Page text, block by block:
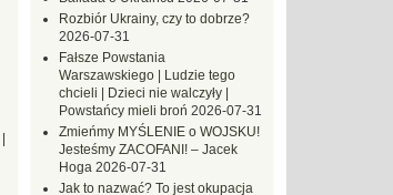
Rozbiór Ukrainy, czy to dobrze?
2026-07-31
Fałsze Powstania
Warszawskiego | Ludzie tego
chcieli | Dzieci nie walczyły |
Powstańcy mieli broń 2026-07-31
Zmieńmy MYŚLENIE o WOJSKU!
Jesteśmy ZACOFANI! – Jacek
Hoga 2026-07-31
Jak to nazwać? To jest okupacja